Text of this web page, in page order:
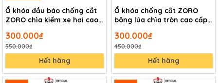
Ổ khóa đầu báo chống cắt
ZORO chìa kiếm xe hơi cao
300.000₫
550.000₫
Hết hàng
Ổ khóa chống cắt ZORO
bông lúa chìa tròn cao cấp -
300.000₫
450.000₫
Hết hàng